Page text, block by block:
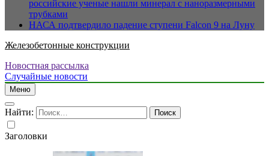
российские ученые нашли минерал с наноразмерными
трубками
НАСА подтвердило падение ступени Falcon 9 на Луну
Железобетонные конструкции
Новостная рассылка
Случайные новости
Меню
Найти:
Заголовки